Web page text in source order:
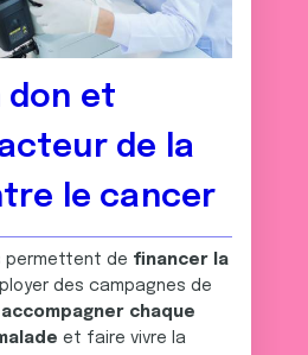
don et
de la
le cancer
permettent de financer la
des campagnes de
accompagner chaque
et faire vivre la